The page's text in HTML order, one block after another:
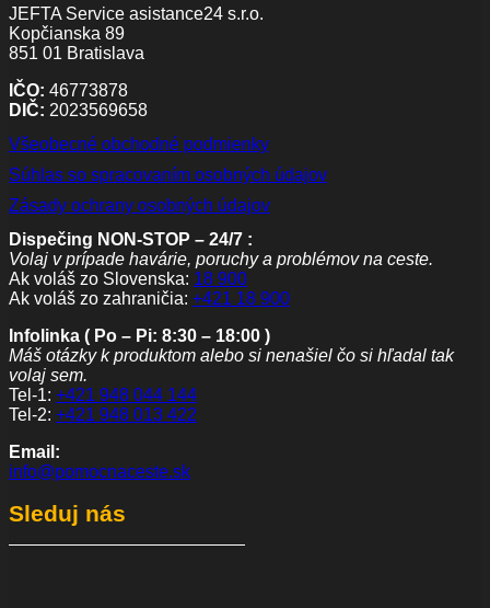
JEFTA Service asistance24 s.r.o.
Kopčianska 89
851 01 Bratislava
IČO: 46773878
DIČ: 2023569658
Všeobecné obchodné podmienky
Súhlas so spracovaním osobných údajov
Zásady ochrany osobných údajov
Dispečing NON-STOP – 24/7 :
Volaj v prípade havárie, poruchy a problémov na ceste.
Ak voláš zo Slovenska: 18 900
Ak voláš zo zahraničia: +421 18 900
Infolinka ( Po – Pi: 8:30 – 18:00 )
Máš otázky k produktom alebo si nenašiel čo si hľadal tak
volaj sem.
Tel-1: +421 948 044 144
Tel-2: +421 948 013 422
Email:
info@pomocnaceste.sk
Sleduj nás